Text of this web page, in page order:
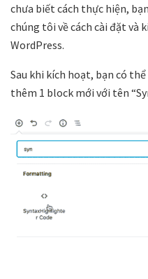
chưa biết cách thực hiện,
chúng tôi về cách cài đặt và
WordPress.
Sau khi kích hoạt, bạn có
thêm 1 block mới với tên